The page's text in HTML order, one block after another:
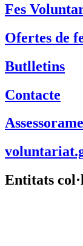
Fes
Ofertes de
Butlletins
Contacte
Entitats